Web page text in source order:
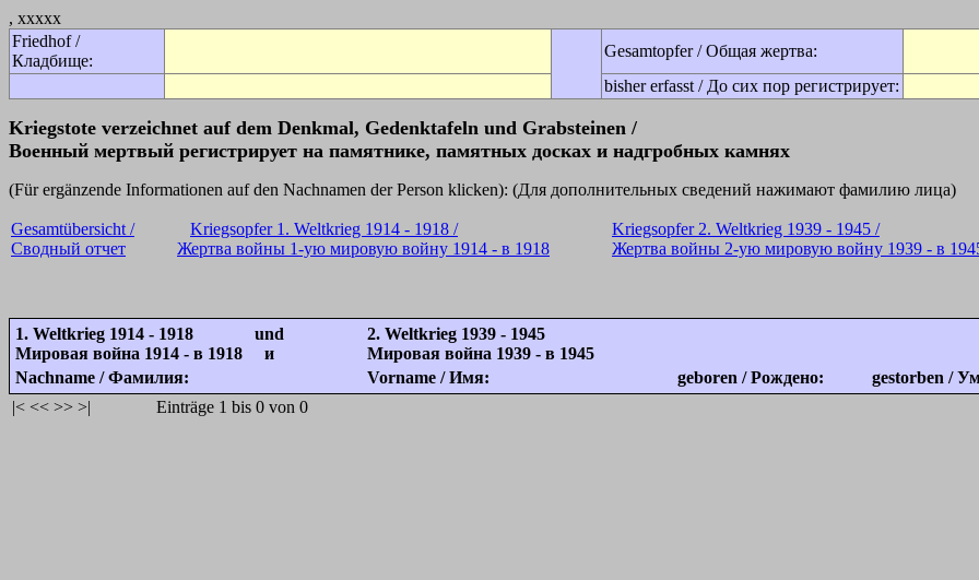
, xxxxx
Friedhof /
Кладбище:
Gesamtopfer / Общая жертва:
bisher erfasst / До сих пор регистрирует:
Kriegstote verzeichnet auf dem Denkmal, Gedenktafeln und Grabsteinen /
Военный мертвый регистрирует на памятнике, памятных досках и надгробных камнях
(Für ergänzende Informationen auf den Nachnamen der Person klicken): (Для дополнительных сведений нажимают фамилию лица)
Gesamtübersicht /
Сводный отчет
Kriegsopfer 1. Weltkrieg 1914 - 1918 /
Жертва войны 1-ую мировую войну 1914 - в 1918
Kriegsopfer 2. Weltkrieg 1939 - 1945 /
Жертва войны 2-ую мировую войну 1939 - в
1. Weltkrieg 1914 - 1918 und
Мировая война 1914 - в 1918 и
2. Weltkrieg 1939 - 1945
Мировая война 1939 - в 1945
Nachname / Фамилия:
Vorname / Имя: geboren / Рождено:
gestorben /
|< << >> >| Einträge 1 bis 0 von 0